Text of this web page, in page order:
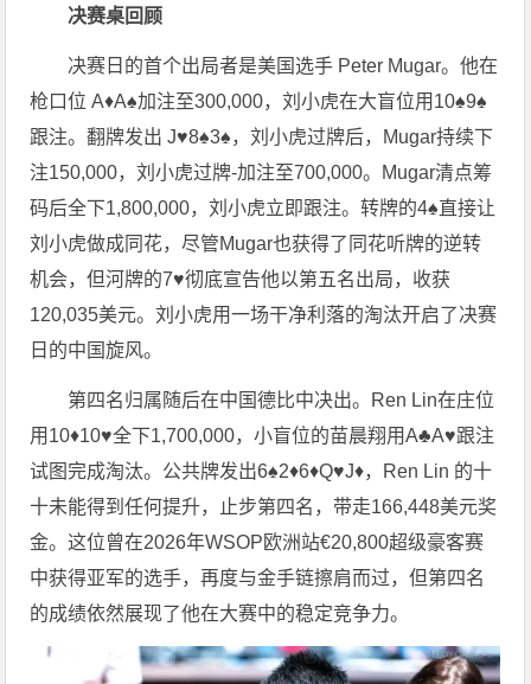
决赛桌回顾
决赛日的首个出局者是美国选手 Peter Mugar。他在
枪口位 A♦A♠加注至300,000，刘小虎在大盲位用10♠9♠
跟注。翻牌发出 J♥8♠3♠，刘小虎过牌后，Mugar持续下
注150,000，刘小虎过牌-加注至700,000。Mugar清点筹
码后全下1,800,000，刘小虎立即跟注。转牌的4♠直接让
刘小虎做成同花，尽管Mugar也获得了同花听牌的逆转
机会，但河牌的7♥彻底宣告他以第五名出局，收获
120,035美元。刘小虎用一场干净利落的淘汰开启了决赛
日的中国旋风。
第四名归属随后在中国德比中决出。Ren Lin在庄位
用10♦10♥全下1,700,000，小盲位的苗晨翔用A♣A♥跟注
试图完成淘汰。公共牌发出6♠2♦6♦Q♥J♦，Ren Lin 的十
十未能得到任何提升，止步第四名，带走166,448美元奖
金。这位曾在2026年WSOP欧洲站€20,800超级豪客赛
中获得亚军的选手，再度与金手链擦肩而过，但第四名
的成绩依然展现了他在大赛中的稳定竞争力。